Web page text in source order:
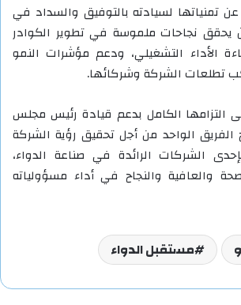
تمنياتها لسيادته بالتوفيق والسداد في
يحقق نجاحات ملموسة في تطوير الكوادر
الأداء التشغيلي، ودعم مؤشرات النمو
تطلعات الشركة وشركائها.
الكامل بدعم قيادة رئيس مجلس
الفريق الواحد من أجل تحقيق رؤية الشركة
الشركات الرائدة في صناعة الدواء،
والعافية والنجاح في أداء مسؤولياته
مستقبل الدواء